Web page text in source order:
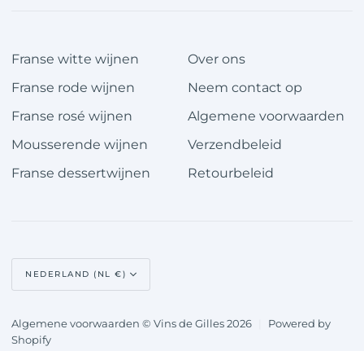
Franse witte wijnen
Franse rode wijnen
Franse rosé wijnen
Mousserende wijnen
Franse dessertwijnen
Over ons
Neem contact op
Algemene voorwaarden
Verzendbeleid
Retourbeleid
Valuta NEDERLAND (NL €)
Algemene voorwaarden © Vins de Gilles 2026
Powered by
Shopify